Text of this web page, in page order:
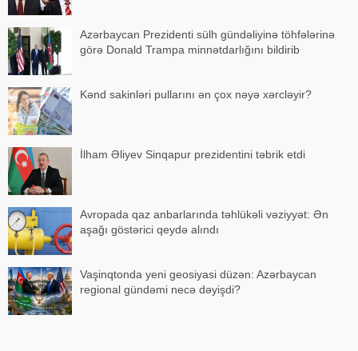
Azərbaycan Prezidenti sülh gündəliyinə töhfələrinə
görə Donald Trampa minnətdarlığını bildirib
Kənd sakinləri pullarını ən çox nəyə xərcləyir?
İlham Əliyev Sinqapur prezidentini təbrik etdi
Avropada qaz anbarlarında təhlükəli vəziyyət: Ən
aşağı göstərici qeydə alındı
Vaşinqtonda yeni geosiyasi düzən: Azərbaycan
regional gündəmi necə dəyişdi?